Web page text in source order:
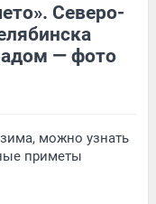
Северо-
— фото
можно узнать
приметы